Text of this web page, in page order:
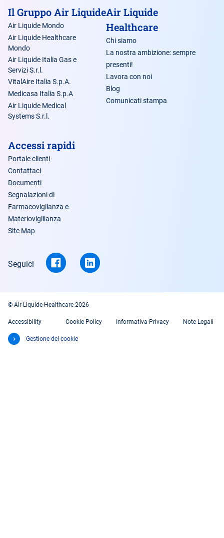
Il Gruppo Air Liquide
Air Liquide Mondo
Air Liquide Healthcare
Mondo
Air Liquide Italia Gas e
Servizi S.r.l.
VitalAire Italia S.p.A.
Medicasa Italia S.p.A
Air Liquide Medical
Systems S.r.l.
Air Liquide
Healthcare
Chi siamo
La nostra ambizione: sempre
presenti!
Lavora con noi
Blog
Comunicati stampa
Accessi rapidi
Portale clienti
Contattaci
Documenti
Segnalazioni di
Farmacovigilanza e
Materioviglilanza
Site Map
Seguici
© Air Liquide Healthcare 2026
Accessibility Cookie Policy Informativa Privacy Note Legali
Gestione dei cookie